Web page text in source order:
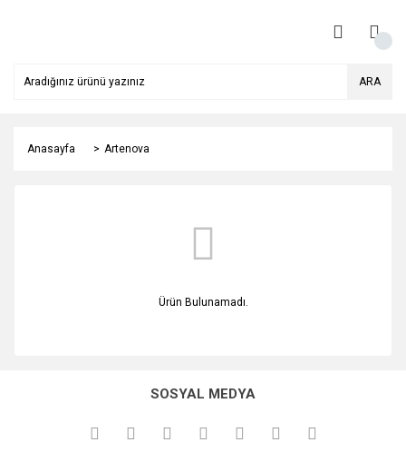
ARA
Anasayfa Artenova
Ürün Bulunamadı.
SOSYAL MEDYA